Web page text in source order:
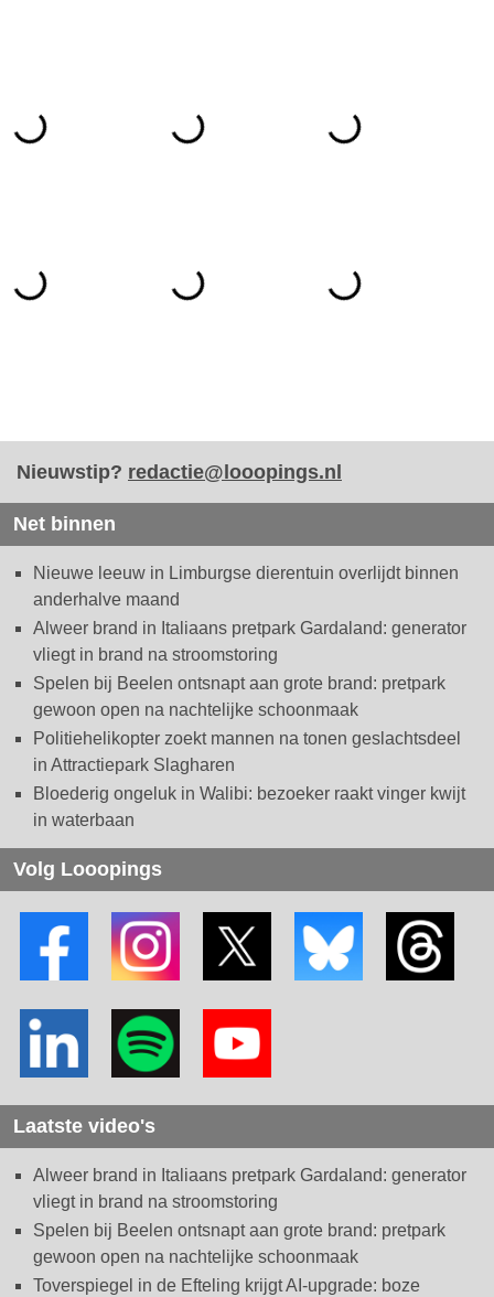
Nieuwstip? redactie@looopings.nl
Net binnen
Nieuwe leeuw in Limburgse dierentuin overlijdt binnen
anderhalve maand
Alweer brand in Italiaans pretpark Gardaland: generator
vliegt in brand na stroomstoring
Spelen bij Beelen ontsnapt aan grote brand: pretpark
gewoon open na nachtelijke schoonmaak
Politiehelikopter zoekt mannen na tonen geslachtsdeel
in Attractiepark Slagharen
Bloederig ongeluk in Walibi: bezoeker raakt vinger kwijt
in waterbaan
Volg Looopings
Laatste video's
Alweer brand in Italiaans pretpark Gardaland: generator
vliegt in brand na stroomstoring
Spelen bij Beelen ontsnapt aan grote brand: pretpark
gewoon open na nachtelijke schoonmaak
Toverspiegel in de Efteling krijgt AI-upgrade: boze